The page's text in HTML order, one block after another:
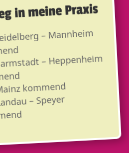
in meine Praxis
– Mannheim
– Heppenheim
kommend
– Speyer